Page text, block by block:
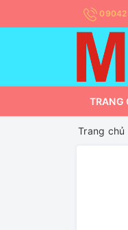
TRANG
Trang chủ